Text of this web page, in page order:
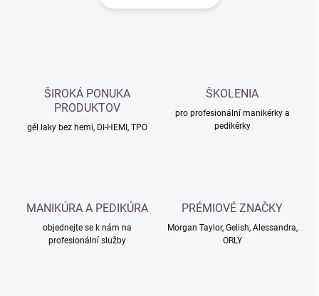
ŠIROKÁ PONUKA
PRODUKTOV
gél laky bez hemi, DI-HEMI, TPO
ŠKOLENIA
pro profesionální manikérky a
pedikérky
MANIKÚRA A PEDIKÚRA
objednejte se k nám na
profesionální služby
PRÉMIOVÉ ZNAČKY
Morgan Taylor, Gelish, Alessandra,
ORLY